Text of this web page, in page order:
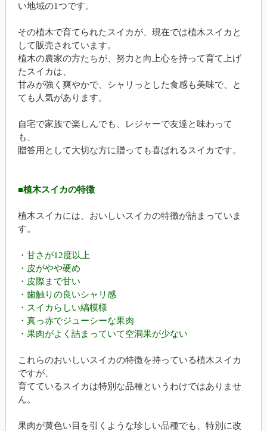
い地域の1つです。
その植木で育てられたスイカが、現在では植木スイカと
して販売されています。
植木の農家の方たちが、努力と向上心を持って育て上げ
たスイカは、
甘みが強く爽やかで、シャリっとした食感も美味で、と
ても人気があります。
自宅で家族で楽しんでも、レジャーで友達と味わって
も、
贈答用として大切な方に贈っても喜ばれるスイカです。
■植木スイカの特徴
植木スイカには、おいしいスイカの特徴が詰まっていま
す。
・甘さが12度以上
・皮がやや硬め
・皮際まで甘い
・歯触りの良いシャリ感
・スイカらしい縞模様
・真っ赤でジューシーな果肉
・果肉がよく詰まっていて空洞果が少ない
これらのおいしいスイカの特徴を持っている植木スイカ
ですが、
育てているスイカは特別な品種というわけではありませ
ん。
果肉が黄色い目を引くような珍しい品種でも、特別に改